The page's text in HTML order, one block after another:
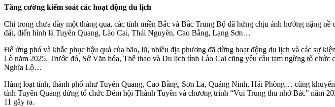
Tăng cường kiểm soát các hoạt động du lịch
Chỉ trong chưa đầy một tháng qua, các tỉnh miền Bắc và Bắc Trung Bộ đã hứng chịu ảnh hưởng nặng
đất, điển hình là Tuyên Quang, Lào Cai, Thái Nguyên, Cao Bằng, Lạng Sơn…
Để ứng phó và khắc phục hậu quả của bão, lũ, nhiều địa phương đã dừng hoạt động du lịch và các
Lò năm 2025. Trước đó, Sở Văn hóa, Thể thao và Du lịch tỉnh Lào Cai cũng yêu cầu tạm ngừng tổ
Nghĩa Lộ…
Hàng loạt tỉnh, thành phố như Tuyên Quang, Cao Bằng, Sơn La, Quảng Ninh, Hải Phòng… cũng
tỉnh Tuyên Quang dừng tổ chức Đêm hội Thành Tuyên và chương trình “Vui Trung thu nhớ Bác” năm
11 gây ra.